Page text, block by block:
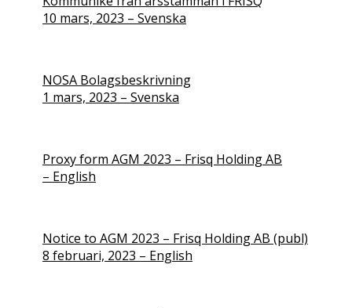
10 mars, 2023 – Svenska
NOSA Bolagsbeskrivning
1 mars, 2023 – Svenska
Proxy form AGM 2023 – Frisq Holding AB
– English
Notice to AGM 2023 – Frisq Holding AB (publ)
8 februari, 2023 – English